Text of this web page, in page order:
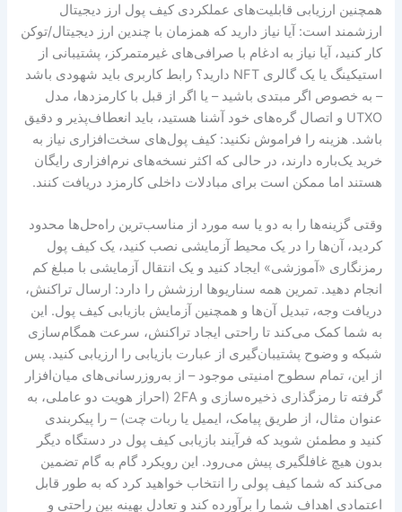
همچنین ارزیابی قابلیت‌های عملکردی کیف پول ارز دیجیتال
ارزشمند است: آیا نیاز دارید که همزمان با چندین ارز دیجیتال/توکن
کار کنید، آیا نیاز به ادغام با صرافی‌های غیرمتمرکز، پشتیبانی از
استیکینگ یا یک گالری NFT دارید؟ رابط کاربری باید شهودی باشد
– به خصوص اگر مبتدی باشید – یا اگر از قبل با کارمزدها، مدل
UTXO و اتصال گره‌های خود آشنا هستید، باید انعطاف‌پذیر و دقیق
باشد. هزینه را فراموش نکنید: کیف پول‌های سخت‌افزاری نیاز به
خرید یک‌باره دارند، در حالی که اکثر نسخه‌های نرم‌افزاری رایگان
هستند اما ممکن است برای مبادلات داخلی کارمزد دریافت کنند.
وقتی گزینه‌ها را به دو یا سه مورد از مناسب‌ترین راه‌حل‌ها محدود
کردید، آن‌ها را در یک محیط آزمایشی نصب کنید، یک کیف پول
رمزنگاری «آموزشی» ایجاد کنید و یک انتقال آزمایشی با مبلغ کم
انجام دهید. تمرین همه سناریوها ارزشش را دارد: ارسال تراکنش،
دریافت وجه، تبدیل آن‌ها و همچنین آزمایش بازیابی کیف پول. این
به شما کمک می‌کند تا راحتی ایجاد تراکنش، سرعت همگام‌سازی
شبکه و وضوح پشتیبان‌گیری از عبارت بازیابی را ارزیابی کنید. پس
از این، تمام سطوح امنیتی موجود – از به‌روزرسانی‌های میان‌افزار
گرفته تا رمزگذاری ذخیره‌سازی و 2FA (احراز هویت دو عاملی، به
عنوان مثال، از طریق پیامک، ایمیل یا ربات چت) – را پیکربندی
کنید و مطمئن شوید که فرآیند بازیابی کیف پول در دستگاه دیگر
بدون هیچ غافلگیری پیش می‌رود. این رویکرد گام به گام تضمین
می‌کند که شما کیف پولی را انتخاب خواهید کرد که به طور قابل
اعتمادی اهداف شما را برآورده کند و تعادل بهینه بین راحتی و